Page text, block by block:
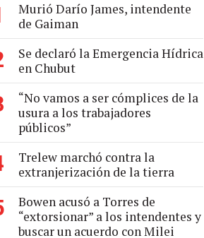
Murió Darío James, intendente
de Gaiman
Se declaró la Emergencia Hídrica
en Chubut
“No vamos a ser cómplices de la
usura a los trabajadores
públicos”
Trelew marchó contra la
extranjerización de la tierra
Bowen acusó a Torres de
“extorsionar” a los intendentes y
buscar un acuerdo con Milei